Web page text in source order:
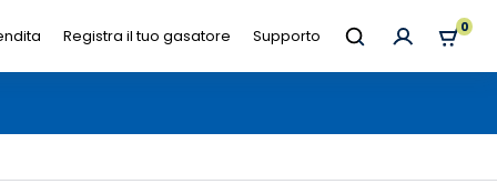
Registra il tuo gasatore Supporto 0